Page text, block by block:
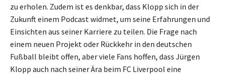
zu erholen. Zudem ist es denkbar, dass Klopp sich in der
Zukunft einem Podcast widmet, um seine Erfahrungen und
Einsichten aus seiner Karriere zu teilen. Die Frage nach
einem neuen Projekt oder Rückkehr in den deutschen
Fußball bleibt offen, aber viele Fans hoffen, dass Jürgen
Klopp auch nach seiner Ära beim FC Liverpool eine